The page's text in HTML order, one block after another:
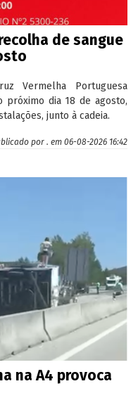
de sangue
Vermelha Portuguesa
próximo dia 18 de agosto,
junto à cadeia.
por . em 06-08-2026 16:42
na A4 provoca